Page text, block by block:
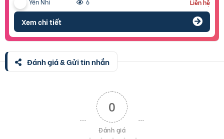
6 Liên hệ
Xem chi tiết
Đánh giá & Gửi tin nhắn
0
Đánh giá